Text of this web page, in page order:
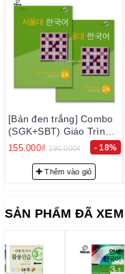
[Bản đen trắng] Combo
(SGK+SBT) Giáo Trình
Tiếng Hàn Seoul 2A - 서
155.000₫ 190.000₫ - 18%
Thêm vào giỏ
SẢN PHẨM ĐÃ XEM